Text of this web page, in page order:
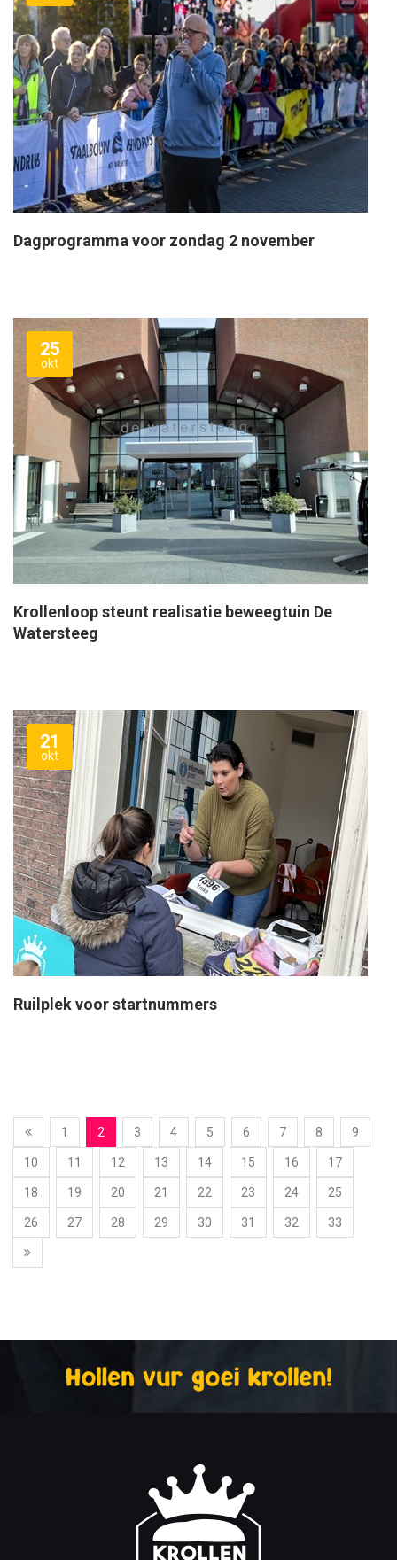
Dagprogramma voor zondag 2 november
25
okt
Krollenloop steunt realisatie beweegtuin De
Watersteeg
21
okt
Ruilplek voor startnummers
1 2 3 4 5 6 7 8 9
10 11 12 13 14 15 16 17
18 19 20 21 22 23 24 25
26 27 28 29 30 31 32 33